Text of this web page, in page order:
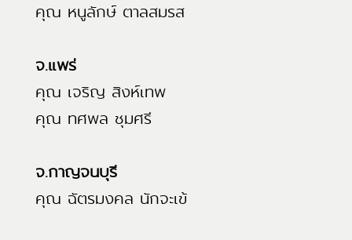
คุณ หนูลักษ์ ตาลสมรส
จ.แพร่
คุณ เจริญ สิงห์เทพ
คุณ ทศพล ชุมศรี
จ.กาญจนบุรี
คุณ ฉัตรมงคล นักจะเข้